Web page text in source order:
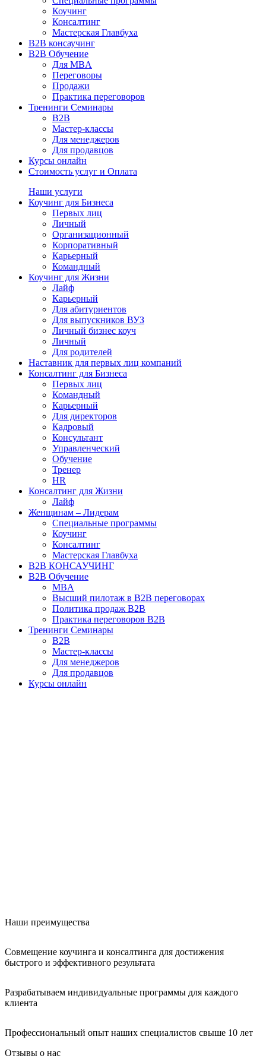
Коучинг
Консалтинг
Мастерская Главбуха
B2B консаучинг
B2B Обучение
Для MBA
Переговоры
Продажи
Практика переговоров
Тренинги Семинары
B2B
Мастер-классы
Для менеджеров
Для продавцов
Курсы онлайн
Стоимость услуг и Оплата
Наши услуги
Коучинг для Бизнеса
Первых лиц
Личный
Организационный
Корпоративный
Карьерный
Командный
Коучинг для Жизни
Лайф
Карьерный
Для абитуриентов
Для выпускников ВУЗ
Личный бизнес коуч
Личный
Для родителей
Наставник для первых лиц компаний
Консалтинг для Бизнеса
Первых лиц
Командный
Карьерный
Для директоров
Кадровый
Консультант
Управленческий
Обучение
Тренер
HR
Консалтинг для Жизни
Лайф
Женщинам – Лидерам
Специальные программы
Коучинг
Консалтинг
Мастерская Главбуха
B2B КОНСАУЧИНГ
B2B Обучение
MBA
Высший пилотаж в B2B переговорах
Политика продаж B2B
Практика переговоров B2B
Тренинги Семинары
B2B
Мастер-классы
Для менеджеров
Для продавцов
Курсы онлайн
Наши преимущества
Совмещение коучинга и консалтинга для достижения
быстрого и эффективного результата
Разрабатываем индивидуальные программы для каждого
клиента
Профессиональный опыт наших специалистов свыше 10 лет
Отзывы о нас